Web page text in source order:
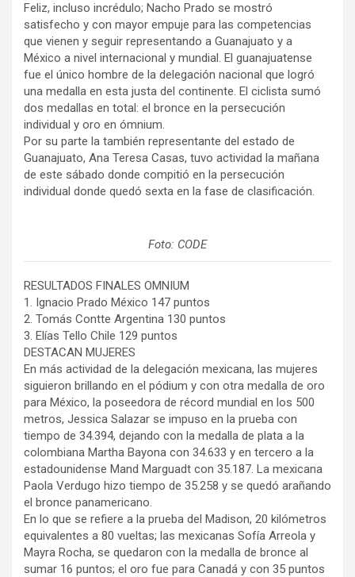
Feliz, incluso incrédulo; Nacho Prado se mostró
satisfecho y con mayor empuje para las competencias
que vienen y seguir representando a Guanajuato y a
México a nivel internacional y mundial. El guanajuatense
fue el único hombre de la delegación nacional que logró
una medalla en esta justa del continente. El ciclista sumó
dos medallas en total: el bronce en la persecución
individual y oro en ómnium.
Por su parte la también representante del estado de
Guanajuato, Ana Teresa Casas, tuvo actividad la mañana
de este sábado donde compitió en la persecución
individual donde quedó sexta en la fase de clasificación.
Foto: CODE
RESULTADOS FINALES OMNIUM
1. Ignacio Prado México 147 puntos
2. Tomás Contte Argentina 130 puntos
3. Elías Tello Chile 129 puntos
DESTACAN MUJERES
En más actividad de la delegación mexicana, las mujeres
siguieron brillando en el pódium y con otra medalla de oro
para México, la poseedora de récord mundial en los 500
metros, Jessica Salazar se impuso en la prueba con
tiempo de 34.394, dejando con la medalla de plata a la
colombiana Martha Bayona con 34.633 y en tercero a la
estadounidense Mand Marguadt con 35.187. La mexicana
Paola Verdugo hizo tiempo de 35.258 y se quedó arañando
el bronce panamericano.
En lo que se refiere a la prueba del Madison, 20 kilómetros
equivalentes a 80 vueltas; las mexicanas Sofía Arreola y
Mayra Rocha, se quedaron con la medalla de bronce al
sumar 16 puntos; el oro fue para Canadá y con 35 puntos